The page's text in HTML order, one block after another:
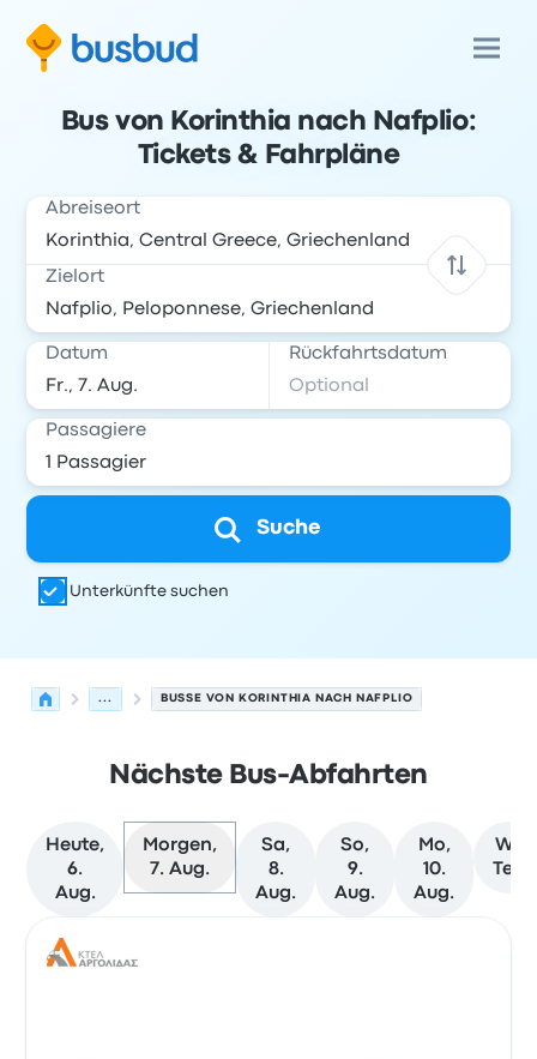
Bus von Korinthia nach Nafplio:
Tickets & Fahrpläne
Abreiseort
Zielort
Datum Rückfahrtsdatum
Passagiere
Suche
Unterkünfte suchen
... BUSSE VON KORINTHIA NACH NAFPLIO
Nächste Bus-Abfahrten
Heute,
6.
Aug.
Morgen,
7. Aug.
Sa,
8.
Aug.
So,
9.
Aug.
Mo,
10.
Aug.